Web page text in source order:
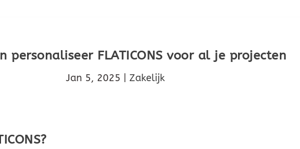
personaliseer FLATICONS voor al je projecten
Jan 5, 2025 |Zakelijk